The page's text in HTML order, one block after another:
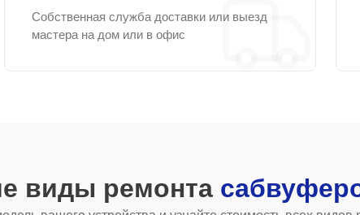
Собственная служба доставки или выезд
мастера на дом или в офис
виды ремонта